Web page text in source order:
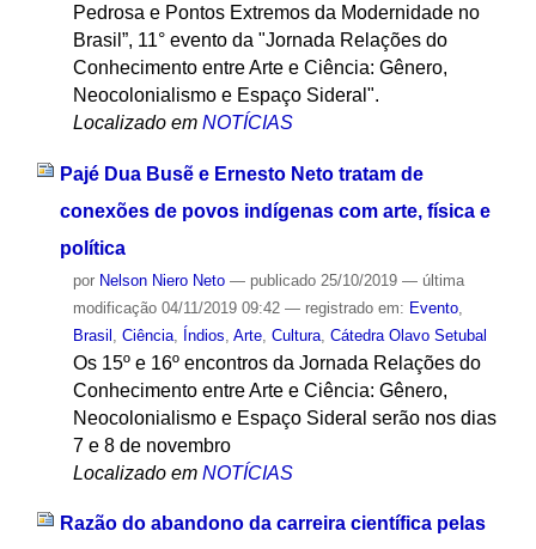
Pedrosa e Pontos Extremos da Modernidade no
Brasil”, 11° evento da "Jornada Relações do
Conhecimento entre Arte e Ciência: Gênero,
Neocolonialismo e Espaço Sideral".
Localizado em NOTÍCIAS
Pajé Dua Busẽ e Ernesto Neto tratam de
conexões de povos indígenas com arte, física e
política
por Nelson Niero Neto — publicado25/10/2019 — última
modificação04/11/2019 09:42 — registrado em: Evento,
Brasil Ciência, Índios Arte, Cultura, Cátedra Olavo Setubal
Os 15º e 16º encontros da Jornada Relações do
Conhecimento entre Arte e Ciência: Gênero,
Neocolonialismo e Espaço Sideral serão nos dias
7 e 8 de novembro
Localizado em NOTÍCIAS
Razão do abandono da carreira científica pelas